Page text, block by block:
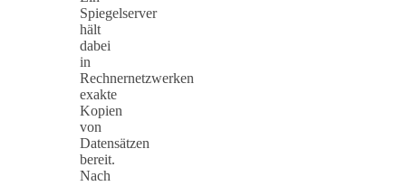
Spiegelserver
hält
dabei
in
Rechnernetzwerken
exakte
Kopien
von
Datensätzen
bereit.
Nach